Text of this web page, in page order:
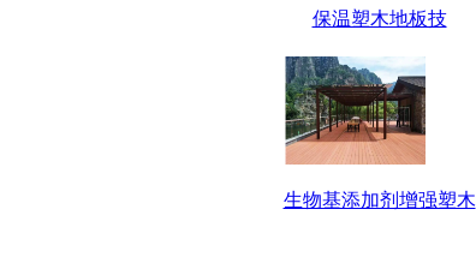
保温塑木地板技
生物基添加剂增强塑木